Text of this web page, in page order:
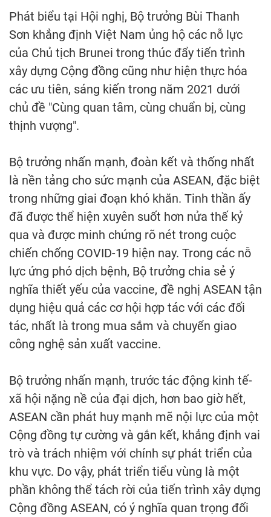
Phát biểu tại Hội nghị, Bộ trưởng Bùi Thanh
Sơn khẳng định Việt Nam ủng hộ các nỗ lực
của Chủ tịch Brunei trong thúc đẩy tiến trình
xây dựng Cộng đồng cũng như hiện thực hóa
các ưu tiên, sáng kiến trong năm 2021 dưới
chủ đề "Cùng quan tâm, cùng chuẩn bị, cùng
thịnh vượng".
Bộ trưởng nhấn mạnh, đoàn kết và thống nhất
là nền tảng cho sức mạnh của ASEAN, đặc biệt
trong những giai đoạn khó khăn. Tinh thần ấy
đã được thể hiện xuyên suốt hơn nửa thế kỷ
qua và được minh chứng rõ nét trong cuộc
chiến chống COVID-19 hiện nay. Trong các nỗ
lực ứng phó dịch bệnh, Bộ trưởng chia sẻ ý
nghĩa thiết yếu của vaccine, đề nghị ASEAN tận
dụng hiệu quả các cơ hội hợp tác với các đối
tác, nhất là trong mua sắm và chuyển giao
công nghệ sản xuất vaccine.
Bộ trưởng nhấn mạnh, trước tác động kinh tế-
xã hội nặng nề của đại dịch, hơn bao giờ hết,
ASEAN cần phát huy mạnh mẽ nội lực của một
Cộng đồng tự cường và gắn kết, khẳng định vai
trò và trách nhiệm với chính sự phát triển của
khu vực. Do vậy, phát triển tiểu vùng là một
phần không thể tách rời của tiến trình xây dựng
Cộng đồng ASEAN, có ý nghĩa quan trọng đối